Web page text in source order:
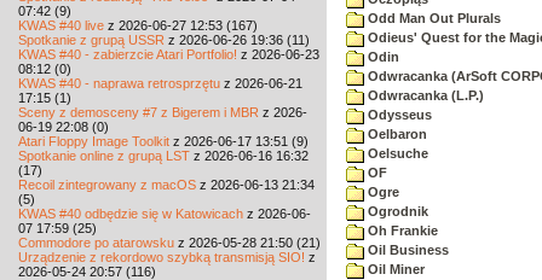
07:42 (9)
KWAS #40 live z 2026-06-27 12:53 (167)
Spotkanie z grupą USSR z 2026-06-26 19:36 (11)
KWAS #40 - zabierzcie Atari Portfolio! z 2026-06-23
08:12 (0)
KWAS #40 - naprawa retrosprzętu z 2026-06-21
17:15 (1)
Sceny z demosceny #7 z Bigerem i MBR z 2026-
06-19 22:08 (0)
Atari Floppy Image Toolkit z 2026-06-17 13:51 (9)
Spotkanie online z grupą LST z 2026-06-16 16:32
(17)
Recoil zintegrowany z macOS z 2026-06-13 21:34
(5)
KWAS #40 odbędzie się w Katowicach z 2026-06-
07 17:59 (25)
Commodore po atarowsku z 2026-05-28 21:50 (21)
Urządzenie z rekordowo szybką transmisją SIO! z
2026-05-24 20:57 (116)
Odd Man Out Plurals
Odieus' Quest for the
Odin
Odwracanka (ArSoft
Odwracanka (L.P.)
Odysseus
Oelbaron
Oelsuche
OF
Ogre
Ogrodnik
Oh Frankie
Oil Business
Oil Miner